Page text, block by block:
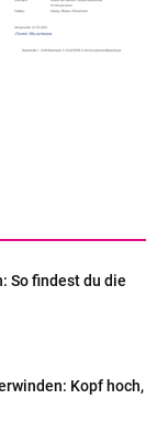
So findest du die
Kopf hoch,